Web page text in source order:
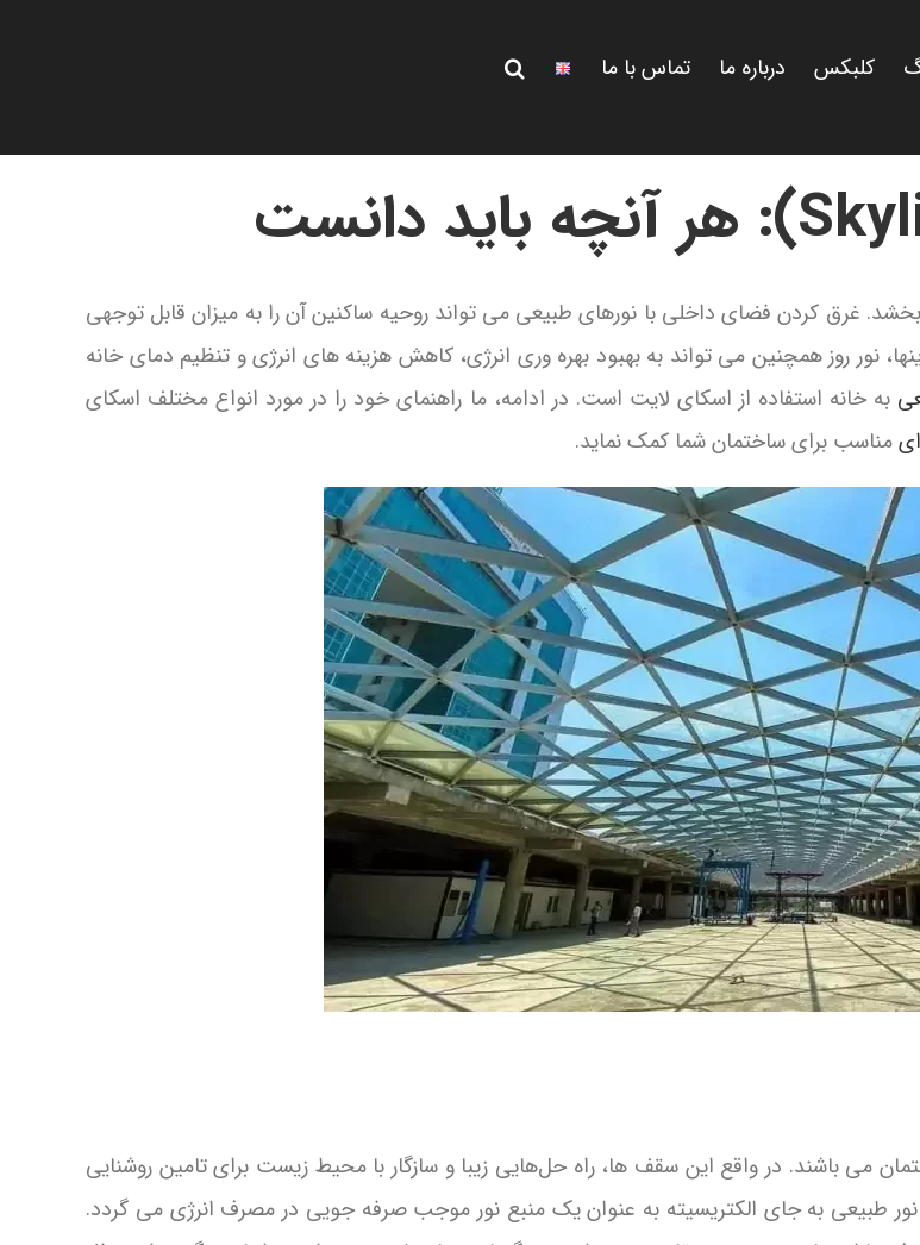
کلبکس درباره ما تماس با ما
غرق کردن فضای داخلی با نورهای طبیعی می تواند روحیه ساکنین آن را به میزان قابل توجهی
نور روز همچنین می تواند به بهبود بهره وری انرژی، کاهش هزینه های انرژی و تنظیم دمای خانه
به خانه استفاده از اسکای لایت است. در ادامه، ما راهنمای خود را در مورد انواع مختلف اسکای
مناسب برای ساختمان شما کمک نماید.
می باشند. در واقع این سقف ها، راه حل‌هایی زیبا و سازگار با محیط زیست برای تامین روشنایی
طبیعی به جای الکتریسیته به عنوان یک منبع نور موجب صرفه جویی در مصرف انرژی می گردد.